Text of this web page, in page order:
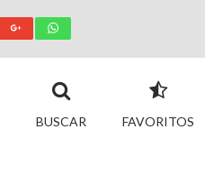
BUSCAR FAVORITOS